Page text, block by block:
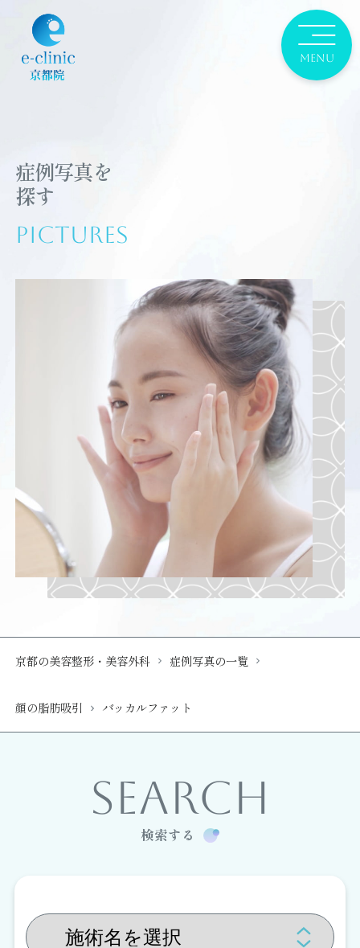
症例写真を
探す
Pictures
京都の美容整形・美容外科 症例写真の一覧
顔の脂肪吸引 バッカルファット
SEARCH
検索する